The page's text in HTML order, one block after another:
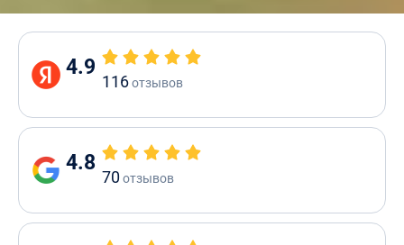
4.9
116отзывов
4.8
70отзывов